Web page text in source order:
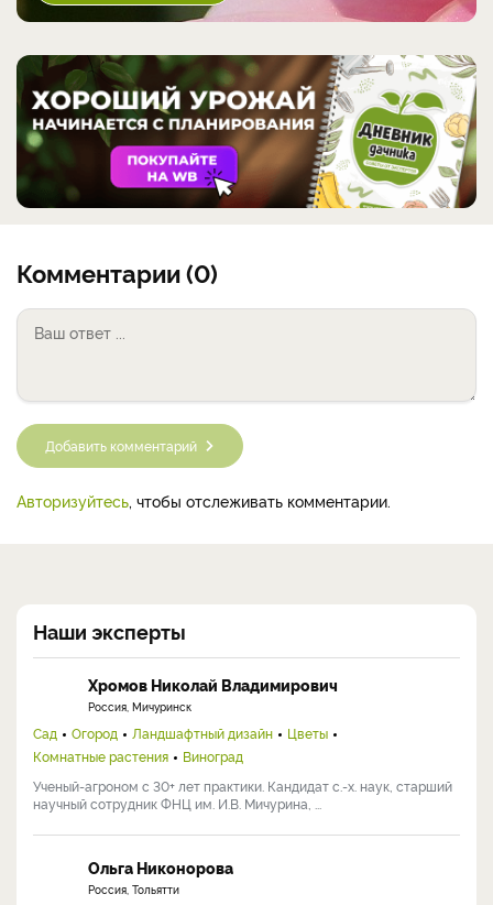
Комментарии (0)
Добавить комментарий
Авторизуйтесь, чтобы отслеживать комментарии.
Наши эксперты
Хромов Николай Владимирович
Россия, Мичуринск
Сад Огород Ландшафтный дизайн
Цветы
Комнатные растения
Виноград
Ученый-агроном с 30+ лет практики. Кандидат с.-х. наук, старший
научный сотрудник ФНЦ им. И.В. Мичурина, ...
Ольга Никонорова
Россия, Тольятти